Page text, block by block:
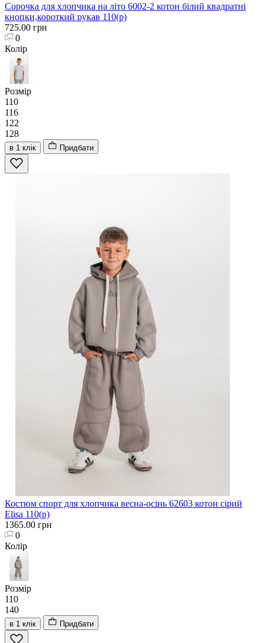
Сорочка для хлопчика на літо 6002-2 котон білий квадратні
кнопки,короткий рукав 110(р)
725.00 грн
0
Колір
Розмір
110
116
122
128
в 1 клік Придбати
Костюм спорт для хлопчика весна-осінь 62603 котон сірий
Elisa 110(р)
1365.00 грн
0
Колір
Розмір
110
140
в 1 клік Придбати